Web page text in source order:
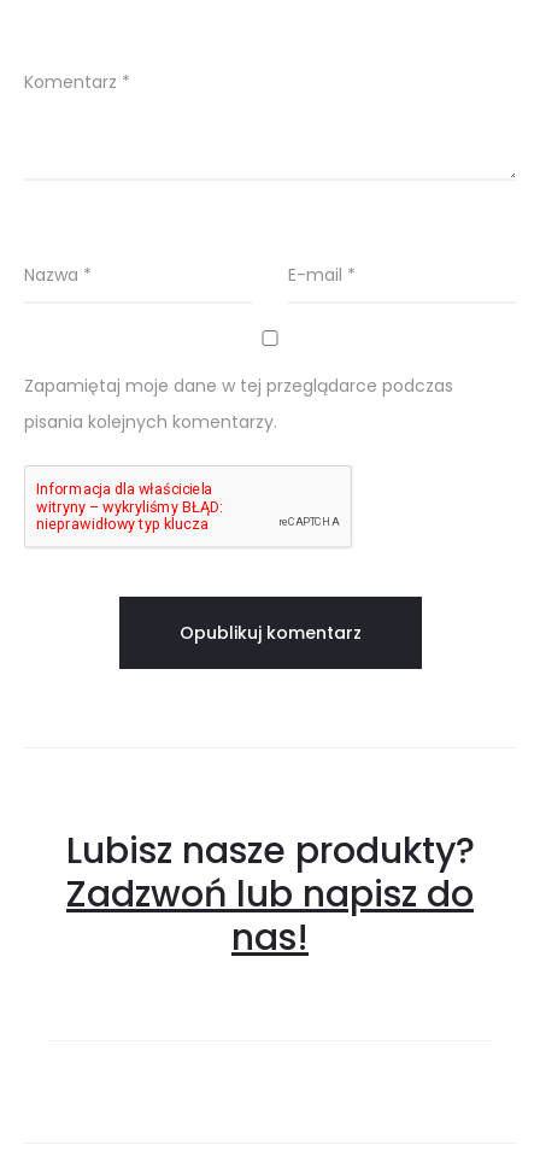
Komentarz *
Nazwa * E-mail *
Zapamiętaj moje dane w tej przeglądarce podczas
pisania kolejnych komentarzy.
Lubisz nasze produkty?
Zadzwoń lub napisz do
nas!